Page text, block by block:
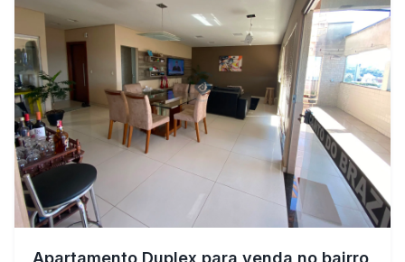
Apartamento Duplex para venda no bairro